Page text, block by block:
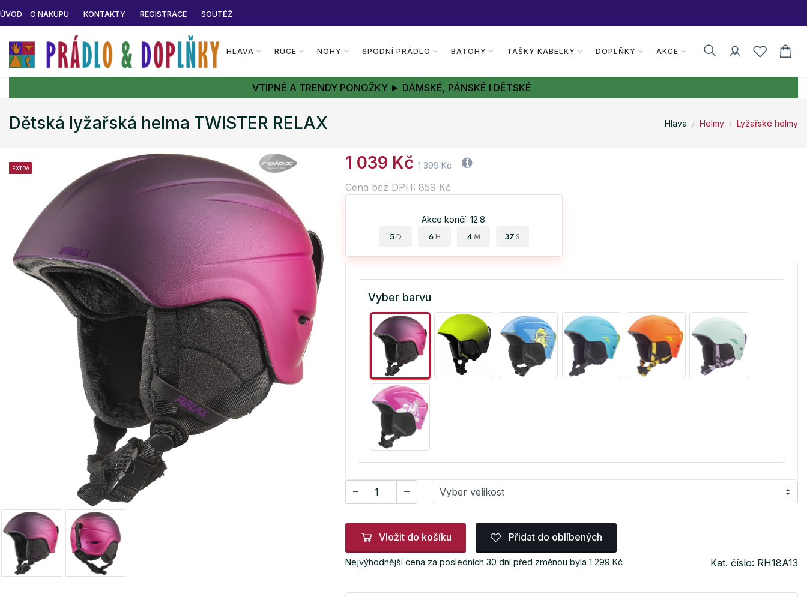
ÚVOD O NÁKUPU KONTAKTY REGISTRACE SOUTĚŽ
HLAVA RUCE NOHY SPODNÍ PRÁDLO BATOHY TAŠKY KABELKY DOPLŇKY AKCE
VTIPNÉ A TRENDY PONOŽKY ► DÁMSKÉ, PÁNSKÉ I DĚTSKÉ
Dětská lyžařská helma TWISTER RELAX Hlava Helmy Lyžařské helmy
EXTRA 1 039 Kč 1 399 Kč
Cena bez DPH: 859 Kč
Akce končí: 12.8.
5 D 6 H 4 M 36 S
Vyber barvu
Vložit do košíku Přidat do oblíbených
Nejvýhodnější cena za posledních 30 dní před změnou byla 1 299 Kč Kat. číslo: RH18A13